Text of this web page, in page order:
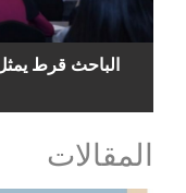
الباحث قرط
المقالات